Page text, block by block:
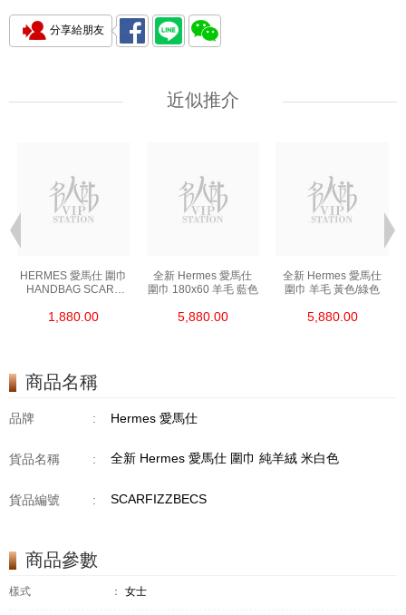
分享給朋友
近似推介
HERMES 愛馬仕 圍巾
HANDBAG SCARF
1,880.00
全新 Hermes 愛馬仕
圍巾 180x60 羊毛 藍色
5,880.00
全新 Hermes 愛馬仕
圍巾 羊毛 黃色/綠色
5,880.00
商品名稱
品牌 : Hermes 愛馬仕
貨品名稱 : 全新 Hermes 愛馬仕 圍巾 純羊絨 米白色
貨品編號 : SCARFIZZBECS
商品參數
樣式 ： 女士